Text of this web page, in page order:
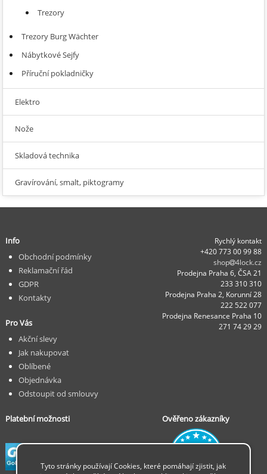
Trezory
Trezory Burg Wächter
Nábytkové Sejfy
Příruční pokladničky
Elektro
Nože
Skladová technika
Gravírování, smalt, piktogramy
Rychlý kontakt
+420 773 00 99 88
shop
4lock.cz
Prodejna Praha 6, ČSA 21
233 310 310
Prodejna Praha 2, Korunní 28
222 522 077
Prodejna Renesance Praha 10
271 74 29 29
Info
Obchodní podmínky
Reklamační řád
GDPR
Kontakty
Pro Vás
Akční slevy
Jak nakupovat
Oblíbené
Objednávka
Odstoupit od smlouvy
Platební možnosti Ověřeno zákazníky
Tyto stránky používají Cookies, které pomáhají zjistit, jak